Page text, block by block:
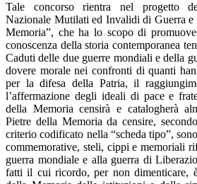
Tale concorso rientra nel progetto
Nazionale Mutilati ed Invalidi di Guerra e
Memoria”, che ha lo scopo di
conoscenza della storia contemporanea
Caduti delle due guerre mondiali e della
dovere morale nei confronti di quanti
per la difesa della Patria, il
l’affermazione degli ideali di pace e
della Memoria censirà e catalogherà
Pietre della Memoria da censire,
criterio codificato nella “scheda tipo”,
commemorative, steli, cippi e memoriali
guerra mondiale e alla guerra di
fatti il cui ricordo, per non dimenticare,